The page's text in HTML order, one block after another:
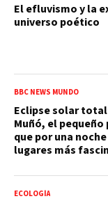
El efluvismo y la
universo poético
BBC NEWS MUNDO
Eclipse solar
Muñó, el pequeño
que por una
lugares más
ECOLOGÍA